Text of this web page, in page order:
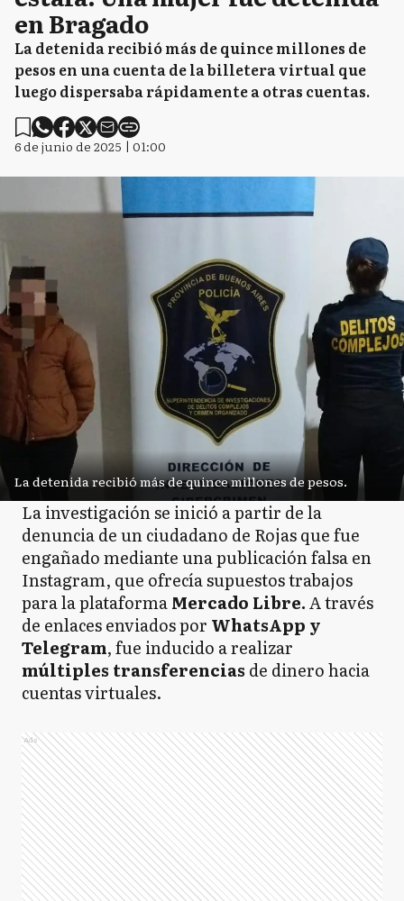
en Bragado
La detenida recibió más de quince millones de
pesos en una cuenta de la billetera virtual que
luego dispersaba rápidamente a otras cuentas.
6 de junio de 2025 | 01:00
La detenida recibió más de quince millones de pesos.
La investigación se inició a partir de la
denuncia de un ciudadano de Rojas que fue
engañado mediante una publicación falsa en
Instagram, que ofrecía supuestos trabajos
para la plataformaMercado Libre.A través
de enlaces enviados por WhatsApp y
Telegram, fue inducido a realizar
múltiples transferencias de dinero hacia
cuentas virtuales.
Ads